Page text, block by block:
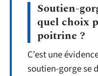
Soutien-
quel choix
poitrine ?
C’est une
soutien-gorge se